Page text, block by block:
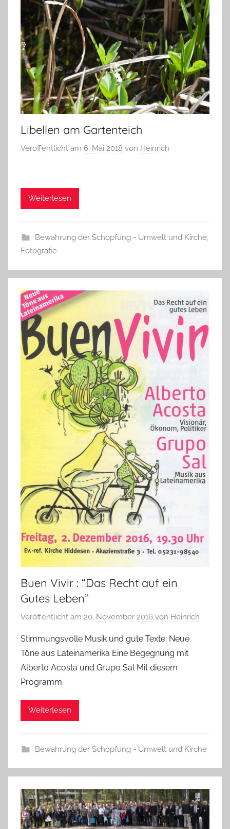
Libellen am Gartenteich
Veröffentlicht am 6. Mai 2018 von Heinrich
Weiterlesen
Bewahrung der Schöpfung - Umwelt und Kirche,
Fotografie
Buen Vivir : “Das Recht auf ein
Gutes Leben”
Veröffentlicht am 20. November 2016 von Heinrich
Stimmungsvolle Musik und gute Texte: Neue
Töne aus Lateinamerika Eine Begegnung mit
Alberto Acosta und Grupo Sal Mit diesem
Programm
Weiterlesen
Bewahrung der Schöpfung - Umwelt und Kirche